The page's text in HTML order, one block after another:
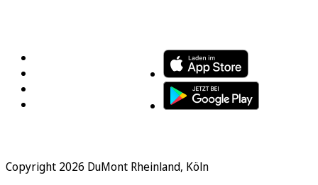
Copyright 2026 DuMont Rheinland, Köln